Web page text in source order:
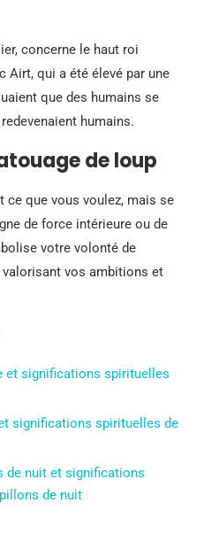
concerne le haut roi
Airt, qui a été élevé par une
que des humains se
humains.
de loup
ce que vous voulez, mais se
de force intérieure ou de
votre volonté de
vos ambitions et
et significations spirituelles
significations spirituelles de
de nuit et significations
de nuit